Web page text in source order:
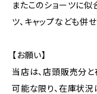
またこのショーツに似
ツ、キャップなども併
【お願い】
当店は、店頭販売分と
可能な限り、在庫状況